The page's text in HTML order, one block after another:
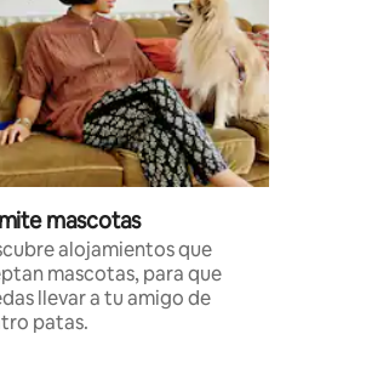
mascotas
alojamientos que
mascotas, para que
llevar a tu amigo de
patas.